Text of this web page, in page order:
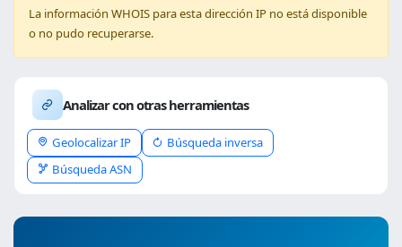
La información WHOIS para esta dirección IP no está disponible
o no pudo recuperarse.
Analizar con otras herramientas
Geolocalizar IP
Búsqueda inversa
Búsqueda ASN